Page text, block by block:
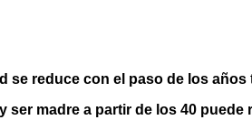
se reduce con el paso de los años
ser madre a partir de los 40